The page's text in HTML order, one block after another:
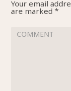
Your email
are marked *